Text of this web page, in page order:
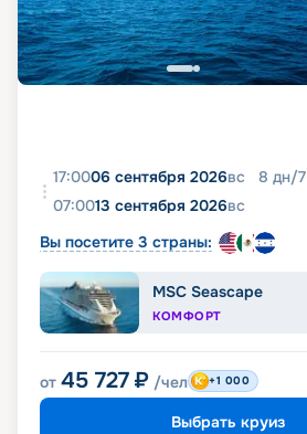
17:0006 сентября 2026вс 8 дн/7
07:0013 сентября 2026вс
Вы посетите 3 страны:
MSC Seascape
КОМФОРТ
от 45 727 ₽ /чел +1 000
Выбрать круиз